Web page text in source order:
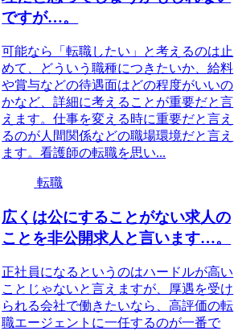
ですが…。
可能なら「転職したい」と考えるのは止
めて、どういう職種につきたいか、給料
や賞与などの待遇面はどの程度がいいの
かなど、詳細に考えることが重要だと言
えます。仕事を変える時に重要だと言え
るのが人間関係などの職場環境だと言え
ます。看護師の転職を思い...
転職
広くは公にすることがない求人の
ことを非公開求人と言います…。
正社員になるというのはハードルが高い
ことじゃないと言えますが、厚遇を受け
られる会社で働きたいなら、高評価の転
職エージェントに一任するのが一番で